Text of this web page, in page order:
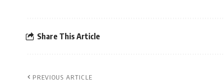
Share This Article
PREVIOUS ARTICLE